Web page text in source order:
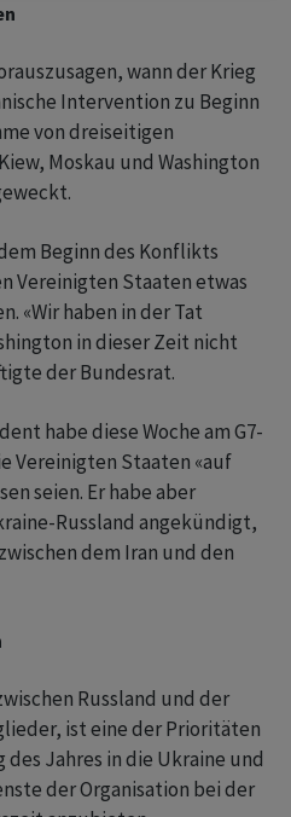
wann der Krieg
Intervention zu Beginn
von dreiseitigen
Moskau und Washington
Beginn des Konflikts
Vereinigten Staaten etwas
«Wir haben in der Tat
in dieser Zeit nicht
der Bundesrat.
habe diese Woche am G7-
Vereinigten Staaten «auf
seien. Er habe aber
Russland angekündigt,
dem Iran und den
Russland und der
ist eine der Prioritäten
des Jahres in die Ukraine und
der Organisation bei der